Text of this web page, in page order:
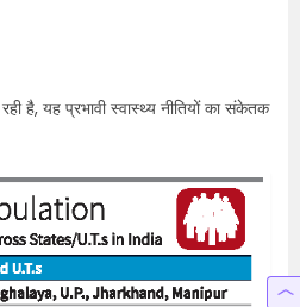
है, यह प्रभावी स्वास्थ्य नीतियों का संकेतक